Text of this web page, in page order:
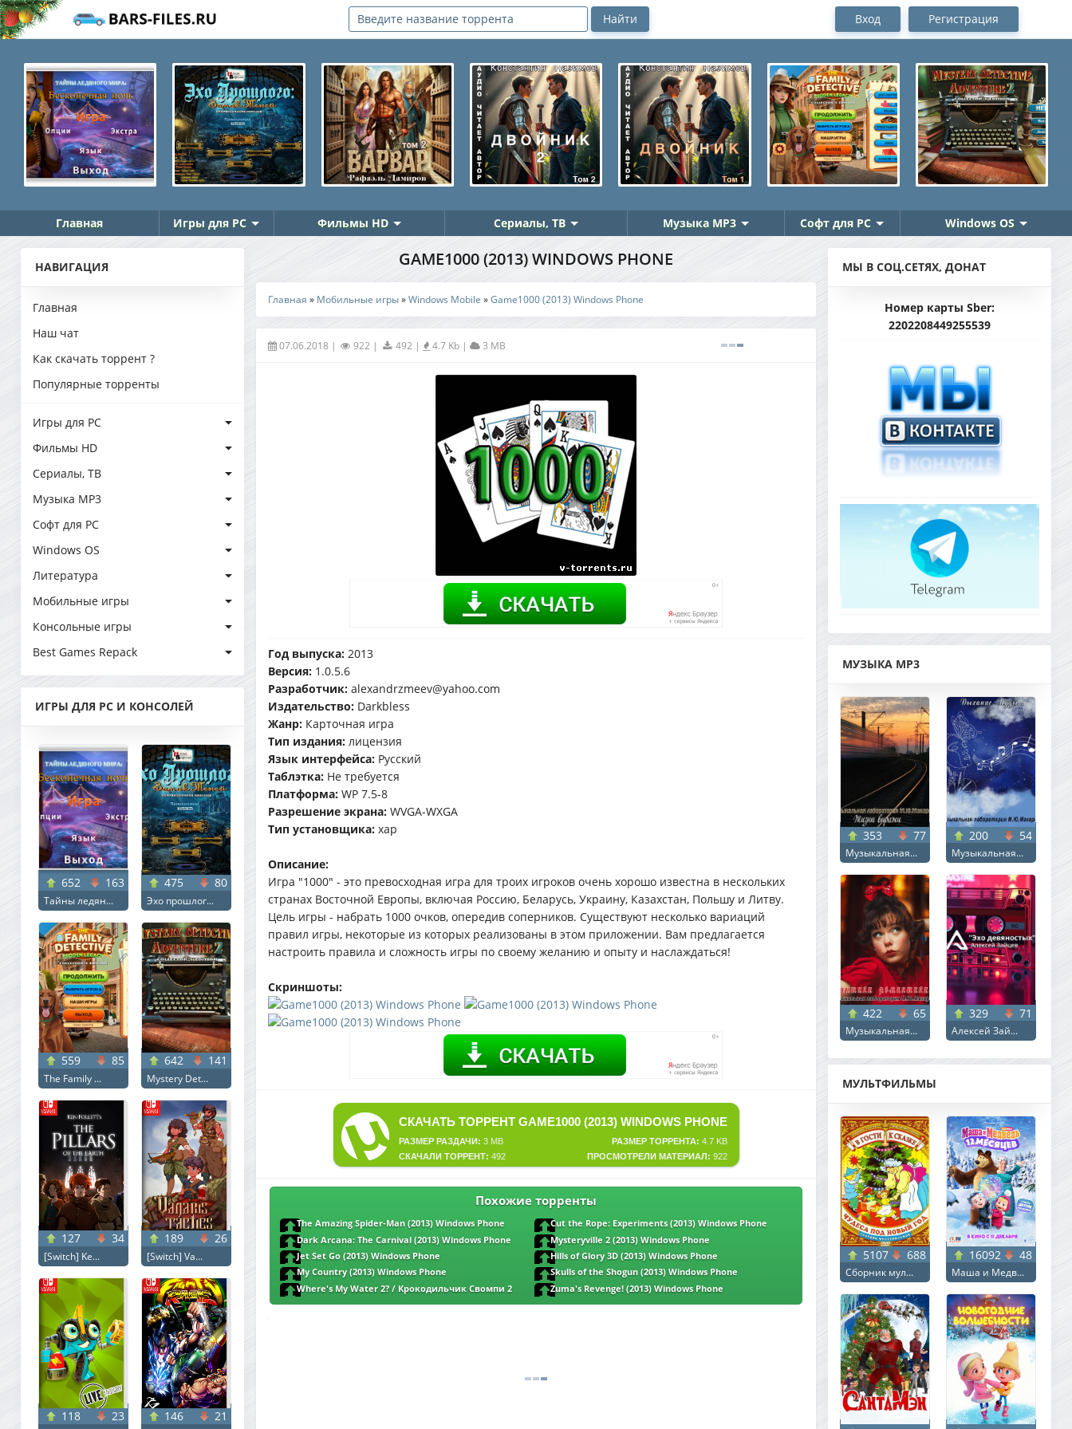
Вход Регистрация
Главная Игры для PC Фильмы HD Сериалы, ТВ Музыка MP3 Софт для PC Windows OS
НАВИГАЦИЯ
Главная
Наш чат
Как скачать торрент ?
Популярные торренты
Игры для PC
Фильмы HD
Сериалы, ТВ
Музыка MP3
Софт для PC
Windows OS
Литература
Мобильные игры
Консольные игры
Best Games Repack
ИГРЫ ДЛЯ PC И КОНСОЛЕЙ
652 163
Тайны ледян...
475 80
Эхо прошлог...
559 85
The Family ...
642 141
Mystery Det...
127 34
[Switch] Ke...
189 26
[Switch] Va...
118 23 146 21
GAME1000 (2013) WINDOWS PHONE
Главная » Мобильные игры»Windows Mobile »Game1000 (2013) Windows Phone
07.06.2018 | 922 | 492 | 4.7 Kb| 3 MB
Год выпуска: 2013
Версия: 1.0.5.6
Разработчик: alexandrzmeev@yahoo.com
Издательство: Darkbless
Жанр: Карточная игра
Тип издания: лицензия
Язык интерфейса: Русский
Таблэтка: Не требуется
Платформа: WP 7.5-8
Разрешение экрана: WVGA-WXGA
Тип установщика: xap
Описание:
Игра "1000" - это превосходная игра для троих игроков очень хорошо известна в нескольких
странах Восточной Европы, включая Россию, Беларусь, Украину, Казахстан, Польшу и Литву.
Цель игры - набрать 1000 очков, опередив соперников. Существуют несколько вариаций
правил игры, некоторые из которых реализованы в этом приложении. Вам предлагается
настроить правила и сложность игры по своему желанию и опыту и наслаждаться!
Скриншоты:
СКАЧАТЬ ТОРРЕНТ GAME1000 (2013) WINDOWS PHONE
РАЗМЕР ТОРРЕНТА: 4.7 KB
РАЗМЕР РАЗДАЧИ: 3 MB
ПРОСМОТРЕЛИ МАТЕРИАЛ: 922
СКАЧАЛИ ТОРРЕНТ: 492
Похожие торренты
The Amazing Spider-Man (2013) Windows Phone
Cut the Rope: Experiments (2013) Windows Phone
Dark Arcana: The Carnival (2013) Windows Phone
Mysteryville 2 (2013) Windows Phone
Jet Set Go (2013) Windows Phone
Hills of Glory 3D (2013) Windows Phone
My Country (2013) Windows Phone
Skulls of the Shogun (2013) Windows Phone
Where's My Water 2? / Крокодильчик Свомпи 2
(2013) Windows Phone
Zuma's Revenge! (2013) Windows Phone
МЫ В СОЦ.СЕТЯХ, ДОНАТ
Номер карты Sber:
2202208449255539
МУЗЫКА MP3
353 77
Музыкальная...
200 54
Музыкальная...
422 65
Музыкальная...
329 71
Алексей Зай...
МУЛЬТФИЛЬМЫ
5107 688
Сборник мул...
16092 48
Маша и Медв...